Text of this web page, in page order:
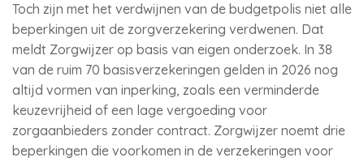
Toch zijn met het verdwijnen van de budgetpolis niet alle
beperkingen uit de zorgverzekering verdwenen. Dat
meldt Zorgwijzer op basis van eigen onderzoek. In 38
van de ruim 70 basisverzekeringen gelden in 2026 nog
altijd vormen van inperking, zoals een verminderde
keuzevrijheid of een lage vergoeding voor
zorgaanbieders zonder contract. Zorgwijzer noemt drie
beperkingen die voorkomen in de verzekeringen voor